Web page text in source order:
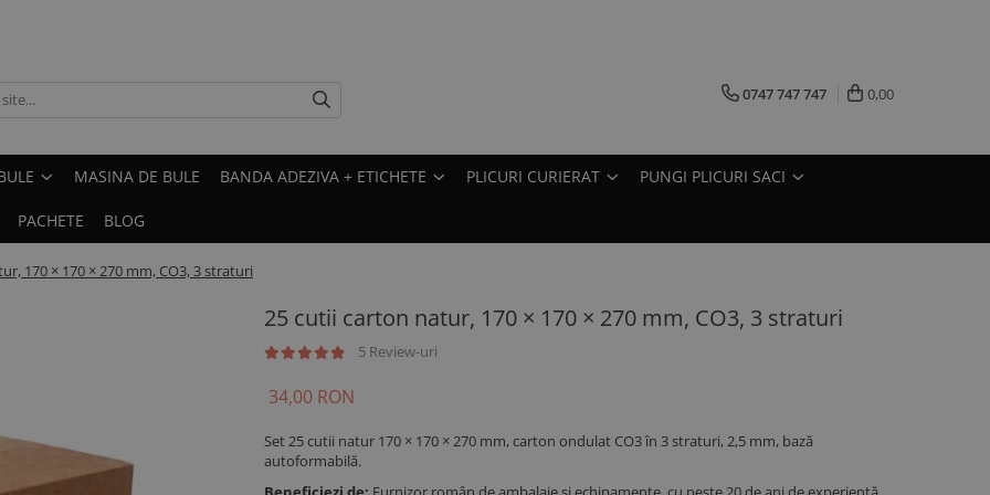
0747 747 747 0,00
MASINA DE BULE BANDA ADEZIVA + ETICHETE PLICURI CURIERAT PUNGI PLICURI SACI
PACHETE BLOG
170 × 170 × 270 mm, CO3, 3 straturi
25 cutii carton natur, 170 × 170 × 270 mm, CO3, 3 straturi
5 Review-uri
34,00 RON
Set 25 cutii natur 170 × 170 × 270 mm, carton ondulat CO3 în 3 straturi, 2,5 mm, bază
autoformabilă.